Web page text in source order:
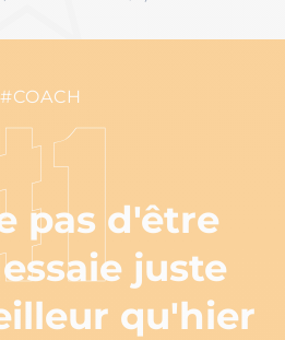
#COACH
pas d'être
juste
qu'hier